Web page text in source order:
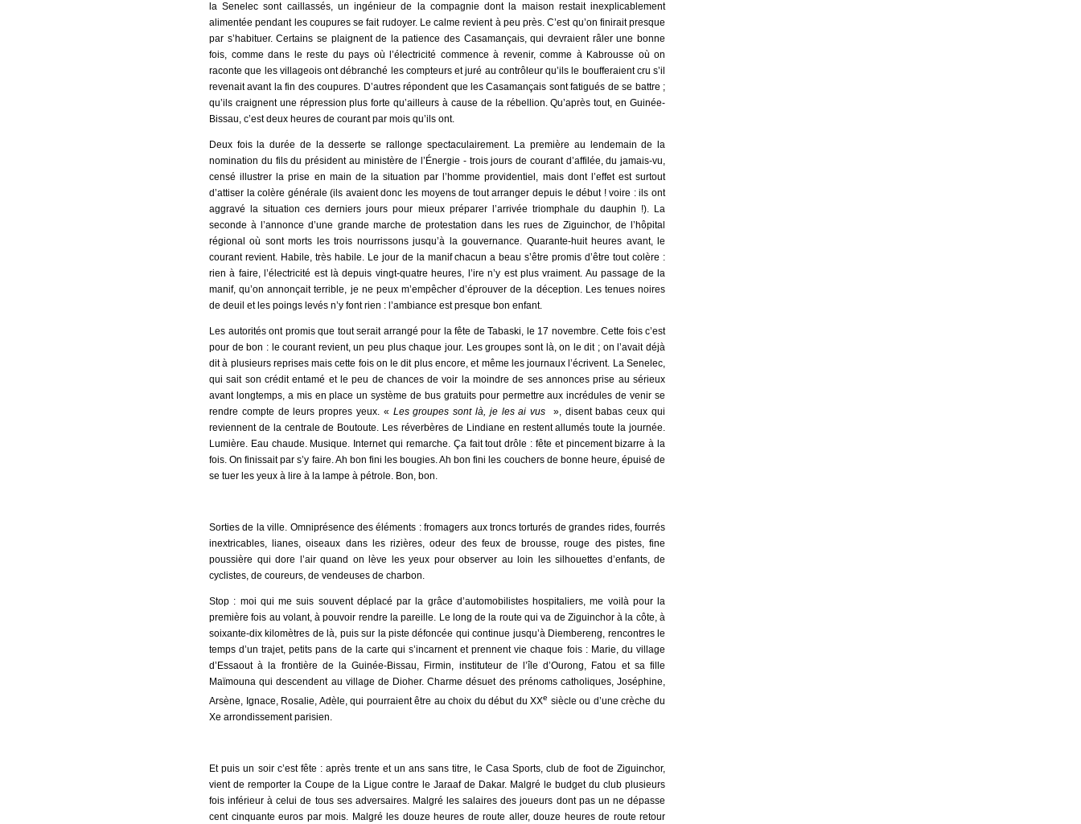
la Senelec sont caillassés, un ingénieur de la compagnie dont la maison restait inexplicablement
alimentée pendant les coupures se fait rudoyer. Le calme revient à peu près. C’est qu’on finirait presque
par s’habituer. Certains se plaignent de la patience des Casamançais, qui devraient râler une bonne
fois, comme dans le reste du pays où l’électricité commence à revenir, comme à Kabrousse où on
raconte que les villageois ont débranché les compteurs et juré au contrôleur qu’ils le boufferaient cru s’il
revenait avant la fin des coupures. D’autres répondent que les Casamançais sont fatigués de se battre ;
qu’ils craignent une répression plus forte qu’ailleurs à cause de la rébellion. Qu’après tout, en Guinée-
Bissau, c’est deux heures de courant par mois qu’ils ont.
Deux fois la durée de la desserte se rallonge spectaculairement. La première au lendemain de la
nomination du fils du président au ministère de l’Énergie - trois jours de courant d’affilée, du jamais-vu,
censé illustrer la prise en main de la situation par l’homme providentiel, mais dont l’effet est surtout
d’attiser la colère générale (ils avaient donc les moyens de tout arranger depuis le début ! voire : ils ont
aggravé la situation ces derniers jours pour mieux préparer l’arrivée triomphale du dauphin !). La
seconde à l’annonce d’une grande marche de protestation dans les rues de Ziguinchor, de l’hôpital
régional où sont morts les trois nourrissons jusqu’à la gouvernance. Quarante-huit heures avant, le
courant revient. Habile, très habile. Le jour de la manif chacun a beau s’être promis d’être tout colère :
rien à faire, l’électricité est là depuis vingt-quatre heures, l’ire n’y est plus vraiment. Au passage de la
manif, qu’on annonçait terrible, je ne peux m’empêcher d’éprouver de la déception. Les tenues noires
de deuil et les poings levés n’y font rien : l’ambiance est presque bon enfant.
Les autorités ont promis que tout serait arrangé pour la fête de Tabaski, le 17 novembre. Cette fois c’est
pour de bon : le courant revient, un peu plus chaque jour. Les groupes sont là, on le dit ; on l’avait déjà
dit à plusieurs reprises mais cette fois on le dit plus encore, et même les journaux l’écrivent. La Senelec,
qui sait son crédit entamé et le peu de chances de voir la moindre de ses annonces prise au sérieux
avant longtemps, a mis en place un système de bus gratuits pour permettre aux incrédules de venir se
rendre compte de leurs propres yeux. « Les groupes sont là, je les ai vus », disent babas ceux qui
reviennent de la centrale de Boutoute. Les réverbères de Lindiane en restent allumés toute la journée.
Lumière. Eau chaude. Musique. Internet qui remarche. Ça fait tout drôle : fête et pincement bizarre à la
fois. On finissait par s’y faire. Ah bon fini les bougies. Ah bon fini les couchers de bonne heure, épuisé de
se tuer les yeux à lire à la lampe à pétrole. Bon, bon.
Sorties de la ville. Omniprésence des éléments : fromagers aux troncs torturés de grandes rides, fourrés
inextricables, lianes, oiseaux dans les rizières, odeur des feux de brousse, rouge des pistes, fine
poussière qui dore l’air quand on lève les yeux pour observer au loin les silhouettes d’enfants, de
cyclistes, de coureurs, de vendeuses de charbon.
Stop : moi qui me suis souvent déplacé par la grâce d’automobilistes hospitaliers, me voilà pour la
première fois au volant, à pouvoir rendre la pareille. Le long de la route qui va de Ziguinchor à la côte, à
soixante-dix kilomètres de là, puis sur la piste défoncée qui continue jusqu’à Diembereng, rencontres le
temps d’un trajet, petits pans de la carte qui s’incarnent et prennent vie chaque fois : Marie, du village
d’Essaout à la frontière de la Guinée-Bissau, Firmin, instituteur de l’île d’Ourong, Fatou et sa fille
Maïmouna qui descendent au village de Dioher. Charme désuet des prénoms catholiques, Joséphine,
Arsène, Ignace, Rosalie, Adèle, qui pourraient être au choix du début du XXe siècle ou d’une crèche du
Xe arrondissement parisien.
Et puis un soir c’est fête : après trente et un ans sans titre, le Casa Sports, club de foot de Ziguinchor,
vient de remporter la Coupe de la Ligue contre le Jaraaf de Dakar. Malgré le budget du club plusieurs
fois inférieur à celui de tous ses adversaires. Malgré les salaires des joueurs dont pas un ne dépasse
cent cinquante euros par mois. Malgré les douze heures de route aller, douze heures de route retour